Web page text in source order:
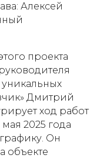
Алексей
проекта
Дмитрий
ход работ
2025 года
Он
объекте